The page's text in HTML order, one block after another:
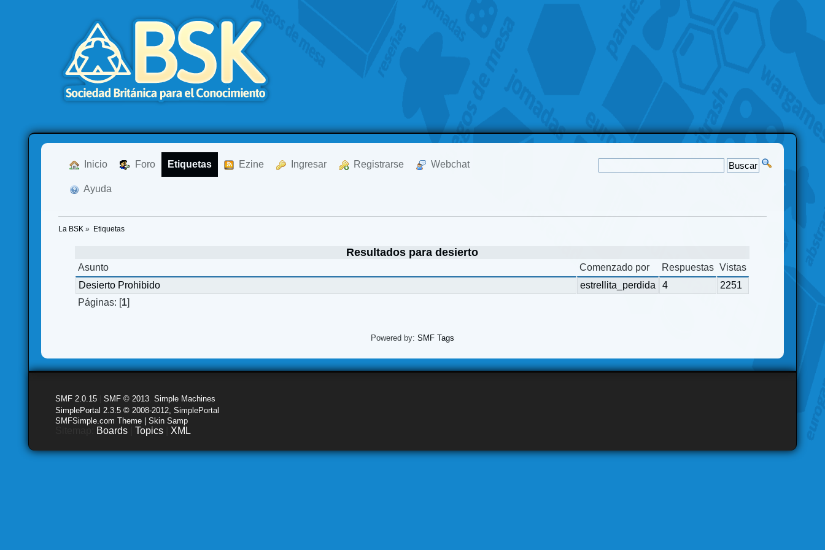
Inicio Foro Etiquetas Ezine Ingresar Registrarse Webchat
Ayuda
La BSK » Etiquetas
Resultados para desierto
Asunto Comenzado por Respuestas Vistas
Desierto Prohibido
estrellita_perdida 4
2251
Páginas: [1]
Powered by: SMF Tags
SMF 2.0.15 |SMF © 2013 ,Simple Machines
SimplePortal 2.3.5 © 2008-2012, SimplePortal
SMFSimple.com Theme | Skin Samp
Boards |Topics XML